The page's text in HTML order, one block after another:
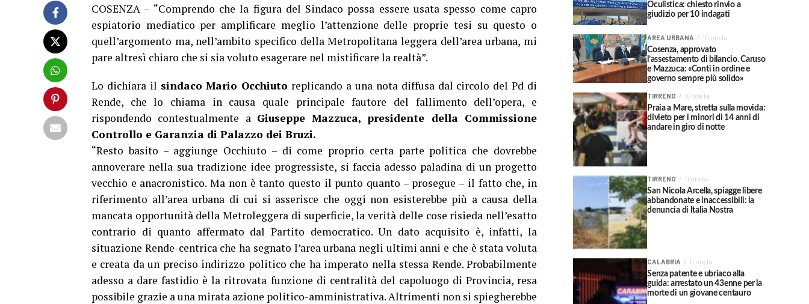
COSENZA – “Comprendo che la figura del Sindaco possa essere usata spesso come capro
espiatorio mediatico per amplificare meglio l’attenzione delle proprie tesi su questo o
quell’argomento ma, nell’ambito specifico della Metropolitana leggera dell’area urbana, mi
pare altresì chiaro che si sia voluto esagerare nel mistificare la realtà”.
Lo dichiara il sindaco Mario Occhiuto replicando a una nota diffusa dal circolo del Pd di
Rende, che lo chiama in causa quale principale fautore del fallimento dell’opera, e
rispondendo contestualmente a Giuseppe Mazzuca, presidente della Commissione
Controllo e Garanzia di Palazzo dei Bruzi.
“Resto basito – aggiunge Occhiuto – di come proprio certa parte politica che dovrebbe
annoverare nella sua tradizione idee progressiste, si faccia adesso paladina di un progetto
vecchio e anacronistico. Ma non è tanto questo il punto quanto – prosegue – il fatto che, in
riferimento all’area urbana di cui si asserisce che oggi non esisterebbe più a causa della
mancata opportunità della Metroleggera di superficie, la verità delle cose risieda nell’esatto
contrario di quanto affermato dal Partito democratico. Un dato acquisito è, infatti, la
situazione Rende-centrica che ha segnato l’area urbana negli ultimi anni e che è stata voluta
e creata da un preciso indirizzo politico che ha imperato nella stessa Rende. Probabilmente
adesso a dare fastidio è la ritrovata funzione di centralità del capoluogo di Provincia, resa
possibile grazie a una mirata azione politico-amministrativa. Altrimenti non si spiegherebbe
Oculistica: chiesto rinvio a
giudizio per 10 indagati
AREA URBANA 10 ore fa
Cosenza, approvato
l’assestamento di bilancio. Caruso
e Mazzuca: «Conti in ordine e
governo sempre più solido»
TIRRENO 10 ore fa
Praia a Mare, stretta sulla movida:
divieto per i minori di 14 anni di
andare in giro di notte
TIRRENO 11 ore fa
San Nicola Arcella, spiagge libere
abbandonate e inaccessibili: la
denuncia di Italia Nostra
CALABRIA 11 ore fa
Senza patente e ubriaco alla
guida: arrestato un 43enne per la
morte di un giovane centauro